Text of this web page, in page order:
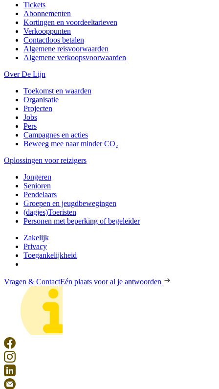
Tickets
Abonnementen
Kortingen en voordeeltarieven
Verkooppunten
Contactloos betalen
Algemene reisvoorwaarden
Algemene verkoopsvoorwaarden
Over De Lijn
Toekomst en waarden
Organisatie
Projecten
Jobs
Pers
Campagnes en acties
Beweeg mee naar minder CO₂
Oplossingen voor reizigers
Jongeren
Senioren
Pendelaars
Groepen en jeugdbewegingen
(dagjes)Toeristen
Personen met beperking of begeleider
Zakelijk
Privacy
Toegankelijkheid
Vragen & ContactEén plaats voor al je antwoorden